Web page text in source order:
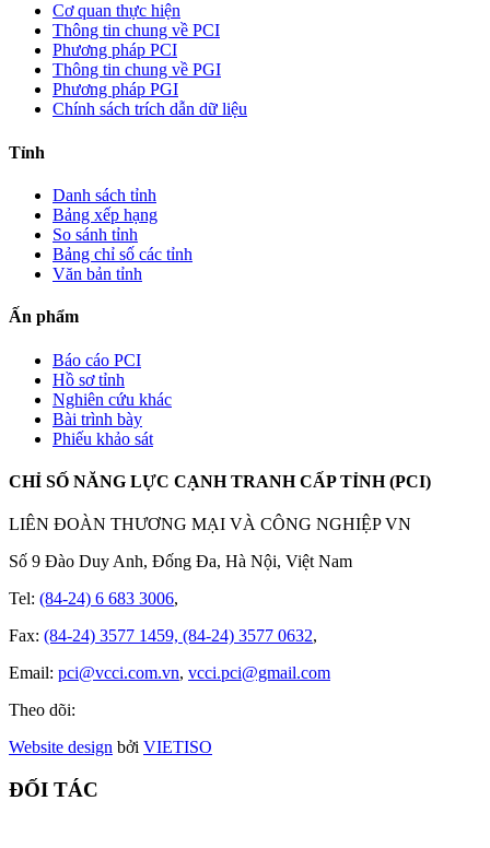
Cơ quan thực hiện
Thông tin chung về PCI
Phương pháp PCI
Thông tin chung về PGI
Phương pháp PGI
Chính sách trích dẫn dữ liệu
Tỉnh
Danh sách tỉnh
Bảng xếp hạng
So sánh tỉnh
Bảng chỉ số các tỉnh
Văn bản tỉnh
Ấn phẩm
Báo cáo PCI
Hồ sơ tỉnh
Nghiên cứu khác
Bài trình bày
Phiếu khảo sát
CHỈ SỐ NĂNG LỰC CẠNH TRANH CẤP TỈNH (PCI)
LIÊN ĐOÀN THƯƠNG MẠI VÀ CÔNG NGHIỆP VN
Số 9 Đào Duy Anh, Đống Đa, Hà Nội, Việt Nam
Tel: (84-24) 6 683 3006,
Fax: (84-24) 3577 1459, (84-24) 3577 0632,
Email: pci@vcci.com.vn, vcci.pci@gmail.com
Theo dõi:
Website design bởi VIETISO
ĐỐI TÁC